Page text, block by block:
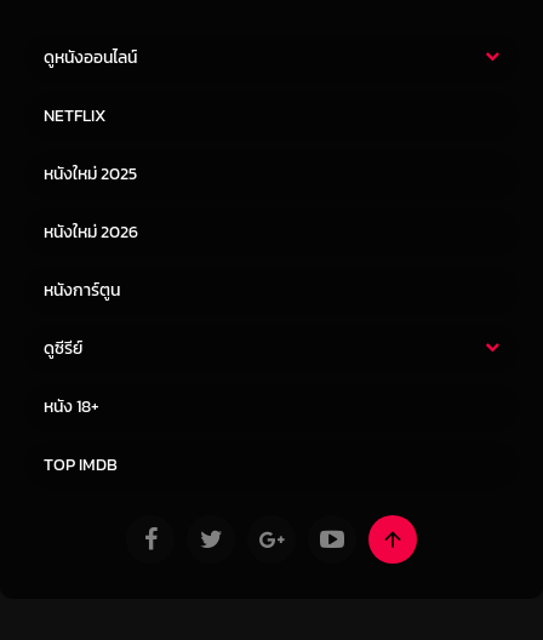
ดูหนังออนไลน์
หนังจีน
NETFLIX
หนังใหม่ 2025
หนังใหม่ 2026
หนังการ์ตูน
ดูซีรีย์
หนัง 18+
TOP IMDB